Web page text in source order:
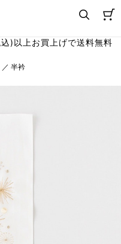
)以上お買上げで送料無料
／ 半衿